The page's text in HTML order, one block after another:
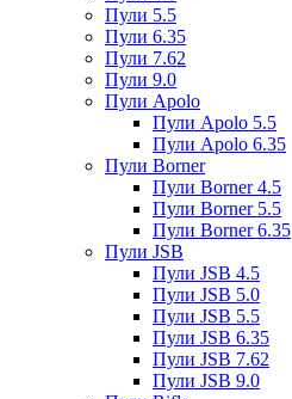
Пули 5.5
Пули 6.35
Пули 7.62
Пули 9.0
Пули Apolo
Пули Apolo 5.5
Пули Apolo 6.35
Пули Borner
Пули Borner 4.5
Пули Borner 5.5
Пули Borner 6.35
Пули JSB
Пули JSB 4.5
Пули JSB 5.0
Пули JSB 5.5
Пули JSB 6.35
Пули JSB 7.62
Пули JSB 9.0